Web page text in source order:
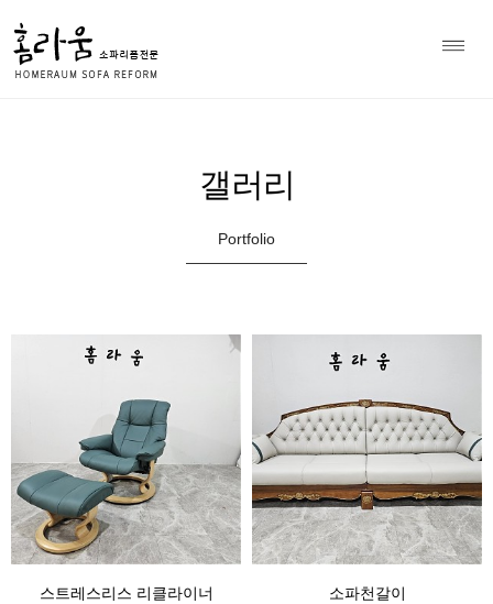
소파 천갈이 전문 홈라움 상담
010-8979-7297
갤러리
갤러리
Portfolio
스트레스리스 리클라이너 소파천갈이